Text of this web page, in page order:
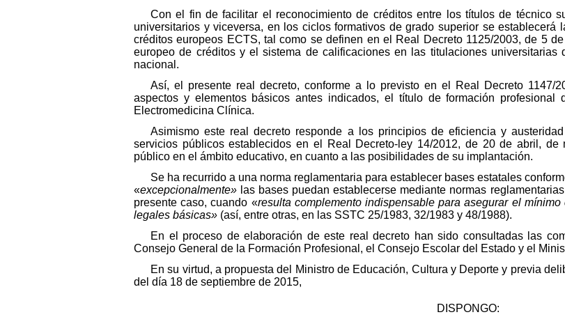
Con el fin de facilitar el reconocimiento de créditos entre los títulos de técnico
universitarios y viceversa, en los ciclos formativos de grado superior se
créditos europeos ECTS, tal como se definen en el Real Decreto 1125/2003, de 5
europeo de créditos y el sistema de calificaciones en las titulaciones
nacional.
Así, el presente real decreto, conforme a lo previsto en el Real Decreto 1147/
aspectos y elementos básicos antes indicados, el título de formación
Electromedicina Clínica.
Asimismo este real decreto responde a los principios de eficiencia y
servicios públicos establecidos en el Real Decreto-ley 14/2012, de 20 de abril,
público en el ámbito educativo, en cuanto a las posibilidades de su implantación.
Se ha recurrido a una norma reglamentaria para establecer bases estatales
«excepcionalmente» las bases puedan establecerse mediante normas
presente caso, cuando «resulta complemento indispensable para asegurar el
legales básicas» (así, entre otras, en las SSTC 25/1983, 32/1983 y 48/1988).
En el proceso de elaboración de este real decreto han sido consultadas las
Consejo General de la Formación Profesional, el Consejo Escolar del Estado y el
En su virtud, a propuesta del Ministro de Educación, Cultura y Deporte y previa
del día 18 de septiembre de 2015,
DISPONGO: